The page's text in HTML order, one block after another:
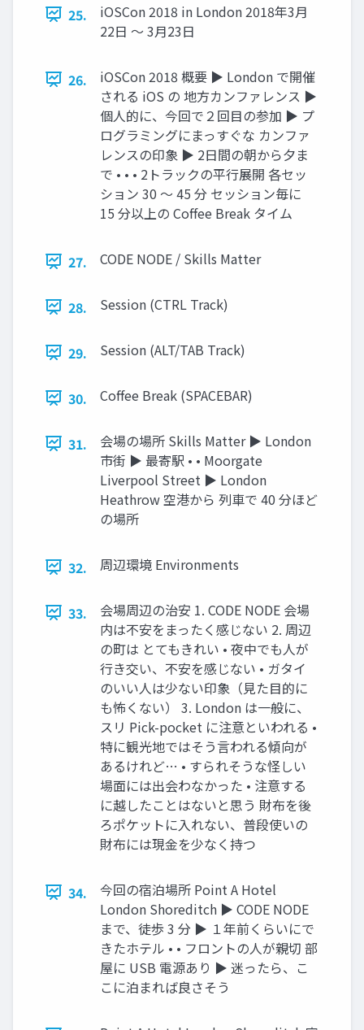
25.
iOSCon 2018 in London 2018年3月
22日 〜 3月23日
26.
iOSCon 2018 概要 ▶ London で開催
される iOS の 地方カンファレンス ▶
個人的に、今回で２回目の参加 ▶ プ
ログラミングにまっすぐな カンファ
レンスの印象 ▶ 2日間の朝から夕ま
で • • • 2トラックの平行展開 各セッ
ション 30 〜 45 分 セッション毎に
15 分以上の Coﬀee Break タイム
27. CODE NODE / Skills Matter
28. Session (CTRL Track)
29. Session (ALT/TAB Track)
30. Coffee Break (SPACEBAR)
31.
会場の場所 Skills Matter ▶ London
市街 ▶ 最寄駅 • • Moorgate
Liverpool Street ▶ London
Heathrow 空港から 列車で 40 分ほど
の場所
32. 周辺環境 Environments
33.
会場周辺の治安 1. CODE NODE 会場
内は不安をまったく感じない 2. 周辺
の町は とてもきれい • 夜中でも人が
行き交い、不安を感じない • ガタイ
のいい人は少ない印象（見た目的に
も怖くない） 3. London は一般に、
スリ Pick-pocket に注意といわれる •
特に観光地ではそう言われる傾向が
あるけれど… • すられそうな怪しい
場面には出会わなかった • 注意する
に越したことはないと思う 財布を後
ろポケットに入れない、普段使いの
財布には現金を少なく持つ
34.
今回の宿泊場所 Point A Hotel
London Shoreditch ▶ CODE NODE
まで、徒歩 3 分 ▶ １年前くらいにで
きたホテル • • フロントの人が親切 部
屋に USB 電源あり ▶ 迷ったら、こ
こに泊まれば良さそう